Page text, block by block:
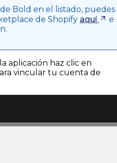
Bold en el listado, puedes
de Shopify aquí
e
aplicación haz clic en
vincular tu cuenta de